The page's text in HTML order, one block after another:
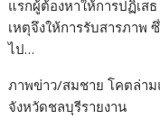
แรกผู้ต้องหาให้การปฏิเส
เหตุจึงให้การรับสารภาพ
ไป…
ภาพข่าว/สมชาย​ โคตล่า
จังหวัดชลบุรีรายงาน